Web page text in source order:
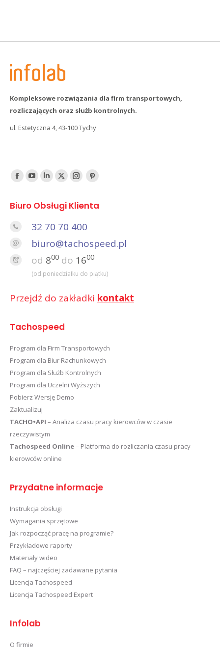
Kompleksowe rozwiązania dla firm transportowych,
rozliczających oraz służb kontrolnych.
ul. Estetyczna 4, 43-100 Tychy
Find us on:
FacebookYouTube
LinkedTwitterInstagramPinterest
Biuro Obsługi Klienta
32 70 70 400
biuro@tachospeed.pl
od 800 do 1600
(od poniedziałku do piątku)
Przejdź do zakładki kontakt
Tachospeed
Program dla Firm Transportowych
Program dla Biur Rachunkowych
Program dla Służb Kontrolnych
Program dla Uczelni Wyższych
Pobierz Wersję Demo
Zaktualizuj
TACHO•API – Analiza czasu pracy kierowców w czasie
rzeczywistym
Tachospeed Online– Platforma do rozliczania czasu pracy
kierowców online
Przydatne informacje
Instrukcja obsługi
Wymagania sprzętowe
Jak rozpocząć pracę na programie?
Przykładowe raporty
Materiały wideo
FAQ – najczęściej zadawane pytania
Licencja Tachospeed
Licencja Tachospeed Expert
Infolab
O firmie